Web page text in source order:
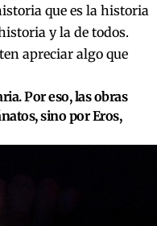
que es la historia
y la de todos.
apreciar algo que
Por eso, las obras
sino por Eros,